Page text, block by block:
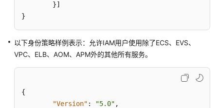
管
理
身
份
}]
}
以下身份策略样例表示：允许IAM用户使用除了ECS、EVS、
VPC、ELB、AOM、APM外的其他所有服务。
{
"Version" : "5.0" ,